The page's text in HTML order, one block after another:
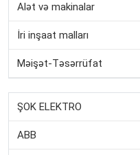
Alət və makinalar
İri inşaat malları
Məişət-Təsərrüfat
ŞOK ELEKTRO
ABB